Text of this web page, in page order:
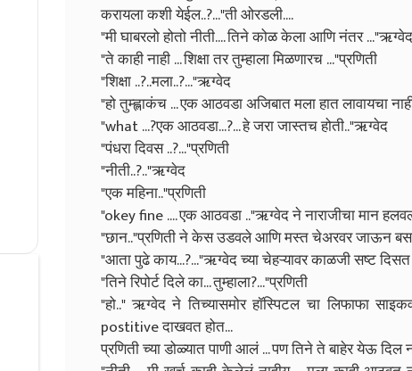
करायला कशी येईल..?..."ती ओरडली....
"मी घाबरलो होतो नीती.... तिने कोळ केला आणि नंतर ..."ऋग्वेद
"ते काही नाही ... शिक्षा तर तुम्हाला मिळणारच ..."प्रणिती
"शिक्षा ..?..मला..?..."ऋग्वेद
"हो तुम्ह्लाकंच ... एक आठवडा अजिबात मला हात लावायचा
"what ...?एक आठवडा...?... हे जरा जास्तच होती.."ऋग्वेद
"पंधरा दिवस ..?..."प्रणिती
"नीती..?.."ऋग्वेद
"एक महिना.."प्रणिती
"okey fine .... एक आठवडा .."ऋग्वेद ने नाराजीचा मान
"छान.."प्रणिती ने केस उडवले आणि मस्त चेअरवर जाऊन
"आता पुढे काय...?..."ऋग्वेद च्या चेहऱ्यावर काळजी सष्ट दिसत
"तिने रिपोर्ट दिले का... तुम्हाला?..."प्रणिती
"हो.." ऋग्वेद ने तिच्यासमोर हॉस्पिटल चा लिफाफा
postitive दाखवत होत...
प्रणिती च्या डोळ्यात पाणी आलं ... पण तिने ते बाहेर येऊ दिल